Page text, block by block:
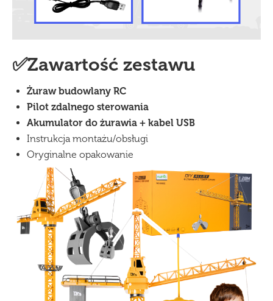
✅Zawartość zestawu
Żuraw budowlany RC
Pilot zdalnego sterowania
Akumulator do żurawia + kabel USB
Instrukcja montażu/obsługi
Oryginalne opakowanie